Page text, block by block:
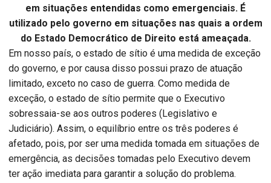
em situações entendidas como emergenciais. É
utilizado pelo governo em situações nas quais a ordem
do Estado Democrático de Direito está ameaçada.
Em nosso país, o estado de sítio é uma medida de exceção
do governo, e por causa disso possui prazo de atuação
limitado, exceto no caso de guerra. Como medida de
exceção, o estado de sítio permite que o Executivo
sobressaia-se aos outros poderes (Legislativo e
Judiciário). Assim, o equilíbrio entre os três poderes é
afetado, pois, por ser uma medida tomada em situações de
emergência, as decisões tomadas pelo Executivo devem
ter ação imediata para garantir a solução do problema.